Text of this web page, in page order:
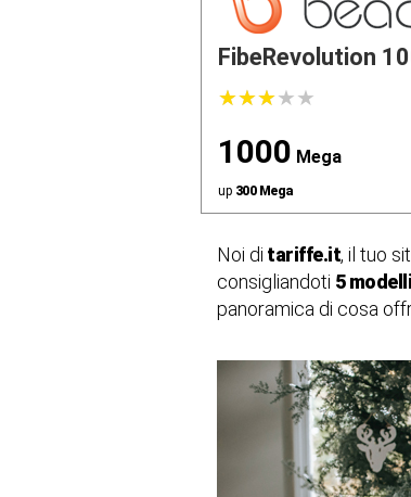
FibeRevolution
★★★★★
★★★★★
1000 Mega
up 300 Mega
Noi di tariffe.it, il tuo
consigliandoti 5
panoramica di cosa